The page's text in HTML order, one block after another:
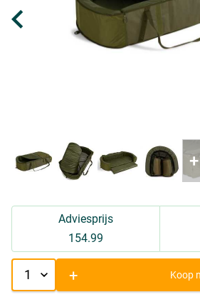
Adviesprijs
154.99
+ Koop